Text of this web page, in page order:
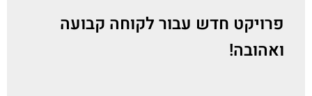
פרויקט חדש עבור לקוחה קבועה
ואהובה!